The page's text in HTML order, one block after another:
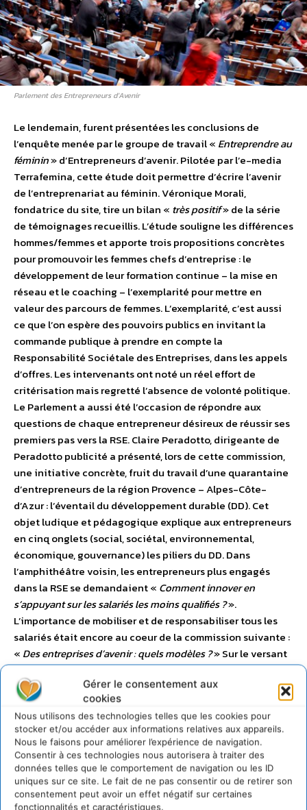
Gérer le consentement aux
cookies
Nous utilisons des technologies telles que les cookies pour
stocker et/ou accéder aux informations relatives aux appareils.
Nous le faisons pour améliorer l’expérience de navigation.
Consentir à ces technologies nous autorisera à traiter des
données telles que le comportement de navigation ou les ID
uniques sur ce site. Le fait de ne pas consentir ou de retirer son
consentement peut avoir un effet négatif sur certaines
fonctionnalités et caractéristiques.
Parlement des Entrepreneurs d’Avenir
Le lendemain, furent présentées les conclusions de
l’enquête menée par le groupe de travail « Entreprendre au
féminin» d’Entrepreneurs d’avenir. Pilotée par l’e-media
Terrafemina, cette étude doit permettre d’écrire l’avenir
de l’entreprenariat au féminin. Véronique Morali,
fondatrice du site, tire un bilan « très positif» de la série
de témoignages recueillis. L’étude souligne les différences
hommes/femmes et apporte trois propositions concrètes
pour promouvoir les femmes chefs d’entreprise : le
développement de leur formation continue – la mise en
réseau et le coaching – l’exemplarité pour mettre en
valeur des parcours de femmes. L’exemplarité, c’est aussi
ce que l’on espère des pouvoirs publics en invitant la
commande publique à prendre en compte la
Responsabilité Sociétale des Entreprises, dans les appels
d’offres. Les intervenants ont noté un réel effort de
critérisation mais regretté l’absence de volonté politique.
Le Parlement a aussi été l’occasion de répondre aux
questions de chaque entrepreneur désireux de réussir ses
premiers pas vers la RSE. Claire Peradotto, dirigeante de
Peradotto publicité a présenté, lors de cette commission,
une initiative concrète, fruit du travail d’une quarantaine
d’entrepreneurs de la région Provence – Alpes-Côte-
d’Azur : l’éventail du développement durable (DD). Cet
objet ludique et pédagogique explique aux entrepreneurs
en cinq onglets (social, sociétal, environnemental,
économique, gouvernance) les piliers du DD. Dans
l’amphithéâtre voisin, les entrepreneurs plus engagés
dans la RSE se demandaient « Comment innover en
s’appuyant sur les salariés les moins qualifiés ?».
L’importance de mobiliser et de responsabiliser tous les
salariés était encore au coeur de la commission suivante :
« Des entreprises d’avenir : quels modèles ?» Sur le versant
plus environnemental, la mise en place de procédés
d’éco-conception et la création d’un «label économie
d’avenir
», permettant un allégement des charges, ont
émergé. Plus largement, l’élaboration d’indicateurs
spécifiques qui permettent de définir et de distinguer les
entreprises d’avenir est une demande récurrente. Qu’il
s’agisse de référencer les fournisseurs pour s’assurer «
achats vraiment responsables» ou de questionner la
pertinence de «La norme ISO 26 000», il convient